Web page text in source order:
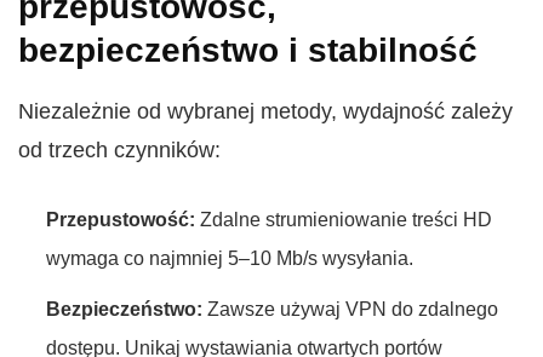
bezpieczeństwo i stabilność
Niezależnie od wybranej metody, wydajność zależy
od trzech czynników:
Przepustowość: Zdalne strumieniowanie treści HD
wymaga co najmniej 5–10 Mb/s wysyłania.
Bezpieczeństwo: Zawsze używaj VPN do zdalnego
dostępu. Unikaj wystawiania otwartych portów